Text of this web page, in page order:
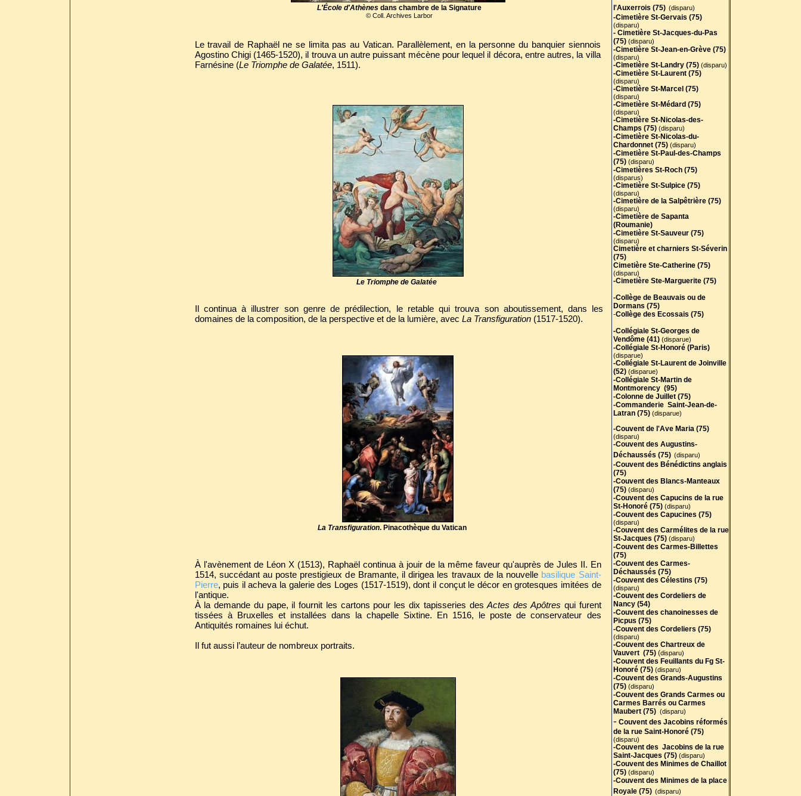
L'École d'Athènesdans chambre de la Signature
© Coll. Archives Larbor
Le travail de Raphaël ne se limita pas au Vatican. Parallèlement, en la personne du banquier siennois
Agostino Chigi (1465-1520), il trouva un autre puissant mécène pour lequel il décora, entre autres, la villa
Farnésine (Le Triomphe de Galatée, 1511).
Le Triomphe de Galatée
Il continua à illustrer son genre de prédilection, le retable qui trouva son aboutissement, dans les
domaines de la composition, de la perspective et de la lumière, avec La Transfiguration(1517-1520).
La Transfiguration. Pinacothèque du Vatican
À l'avènement de Léon X (1513), Raphaël continua à jouir de la même faveur qu'auprès de Jules II. En
1514, succédant au poste prestigieux de Bramante, il dirigea les travaux de la nouvelle basilique Saint-
Pierre, puis il acheva la galerie des Loges (1517-1519), dont il conçut le décor en grotesques imitées de
l'antique.
À la demande du pape, il fournit les cartons pour les dix tapisseries desActes des Apôtres qui furent
tissées à Bruxelles et installées dans la chapelle Sixtine. En 1516, le poste de conservateur des
Antiquités romaines lui échut.
Il fut aussi l’auteur de nombreux portraits.
l'Auxerrois (75) (disparu)
-Cimetière St-Gervais (75)
(disparu)
- Cimetière St-Jacques-du-Pas
(75) (disparu)
-Cimetière St-Jean-en-Grève (75)
(disparu)
-Cimetière St-Landry (75) (disparu)
-Cimetière St-Laurent (75)
(disparu)
-Cimetière St-Marcel (75)
(disparu)
-Cimetière St-Médard (75)
(disparu)
-Cimetière St-Nicolas-des-
Champs (75) (disparu)
-Cimetière St-Nicolas-du-
Chardonnet (75) (disparu)
-Cimetière St-Paul-des-Champs
(75) (disparu)
-Cimetières St-Roch (75)
(disparus)
-Cimetière St-Sulpice (75)
(disparu)
-Cimetière de la Salpêtrière (75)
(disparu)
-Cimetière de Sapanta
(Roumanie)
-Cimetière St-Sauveur (75)
(disparu)
Cimetière et charniers St-Séverin
(75)
Cimetière Ste-Catherine (75)
(disparu)
-Cimetière Ste-Marguerite (75)
-Collège de Beauvais ou de
Dormans (75)
-Collège des Ecossais (75)
-Collégiale St-Georges de
Vendôme (41) (disparue)
-Collégiale St-Honoré (Paris)
(disparue)
-Collégiale St-Laurent de Joinville
(52) (disparue)
-Collégiale St-Martin de
Montmorency (95)
-Colonne de Juillet (75)
-Commanderie Saint-Jean-de-
Latran (75) (disparue)
-Couvent de l'Ave Maria (75)
(disparu)
-Couvent des Augustins-
Déchaussés (75) (disparu)
-Couvent des Bénédictins anglais
(75)
-Couvent des Blancs-Manteaux
(75) (disparu)
-Couvent des Capucins de la rue
St-Honoré (75) (disparu)
-Couvent des Capucines (75)
(disparu)
-Couvent des Carmélites de la rue
St-Jacques (75) (disparu)
-Couvent des Carmes-Billettes
(75)
-Couvent des Carmes-
Déchaussés (75)
-Couvent des Célestins (75)
(disparu)
-Couvent des Cordeliers de
Nancy (54)
-Couvent des chanoinesses de
Picpus (75)
-Couvent des Cordeliers (75)
(disparu)
-Couvent des Chartreux de
Vauvert (75) (disparu)
-Couvent des Feuillants du Fg St-
Honoré (75) (disparu)
-Couvent des Grands-Augustins
(75) (disparu)
-Couvent des Grands Carmes ou
Carmes Barrés ou Carmes
Maubert (75) (disparu)
- Couvent des Jacobins réformés
de la rue Saint-Honoré (75)
(disparu)
-Couvent des Jacobins de la rue
Saint-Jacques (75) (disparu)
-Couvent des Minimes de Chaillot
(75) (disparu)
-Couvent des Minimes de la place
Royale (75) (disparu)